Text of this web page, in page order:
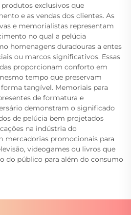
exclusivos que
e as vendas dos clientes. As
e memorialistas representam
no qual a pelúcia
homenagens duradouras a entes
ou marcos significativos. Essas
proporcionam conforto em
tempo que preservam
tangível. Memoriais para
de formatura e
demonstram o significado
de pelúcia bem projetados
na indústria do
mercadorias promocionais para
videogames ou livros que
do público para além do consumo